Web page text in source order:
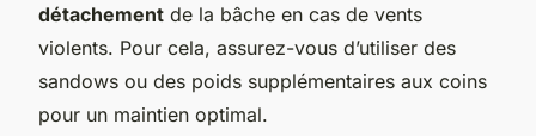
détachement de la bâche en cas de vents
violents. Pour cela, assurez-vous d’utiliser des
sandows ou des poids supplémentaires aux coins
pour un maintien optimal.